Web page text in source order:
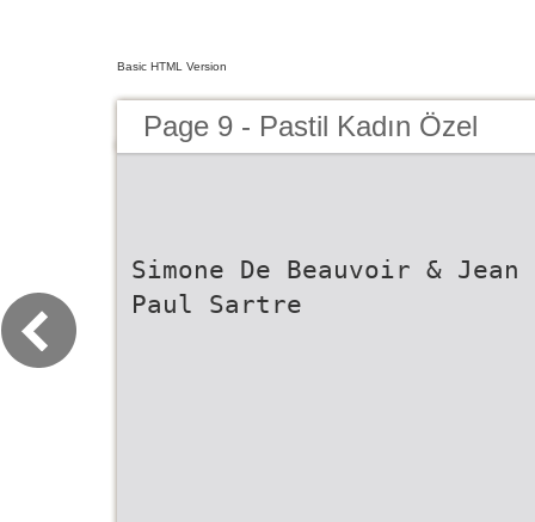
Basic HTML Version
Page 9 - Pastil Kadın Özel
Simone De Beauvoir & Jean
Paul Sartre